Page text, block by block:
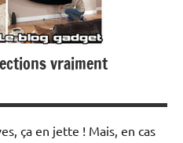
vraiment
ça en jette ! Mais, en cas